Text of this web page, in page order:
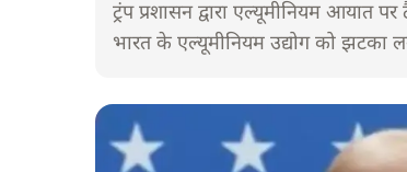
ट्रंप प्रशासन द्वारा एल्यूमीनियम आयात
भारत के एल्यूमीनियम उद्योग को झटका